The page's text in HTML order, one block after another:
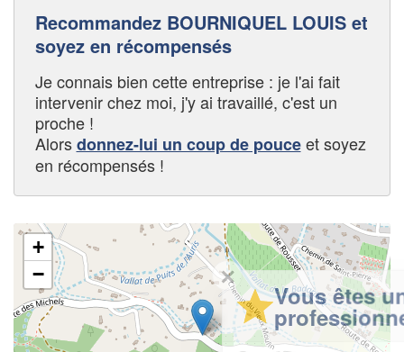
Recommandez BOURNIQUEL LOUIS et
soyez en récompensés
Je connais bien cette entreprise : je l'ai fait
intervenir chez moi, j'y ai travaillé, c'est un
proche !
Alorsdonnez-lui un coup de pouceet soyez
en récompensés !
+
−
✕
Vous êtes un
professionnel ?